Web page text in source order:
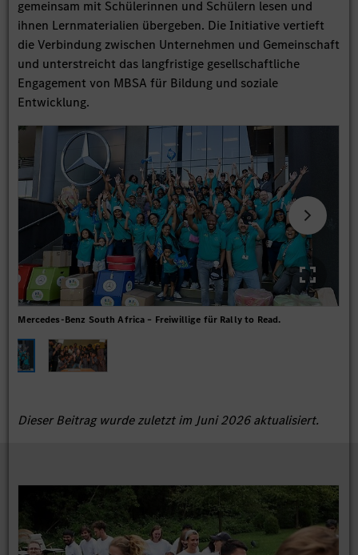
gemeinsam mit Schülerinnen und Schülern lesen und
ihnen Lernmaterialien übergeben. Die Initiative vertieft
die Verbindung zwischen Unternehmen und Gemeinschaft
und unterstreicht das langfristige gesellschaftliche
Engagement von MBSA für Bildung und soziale
Entwicklung.
Mercedes-Benz South Africa – Freiwillige für Rally to Read.
Dieser Beitrag wurde zuletzt im Juni 2026 aktualisiert.